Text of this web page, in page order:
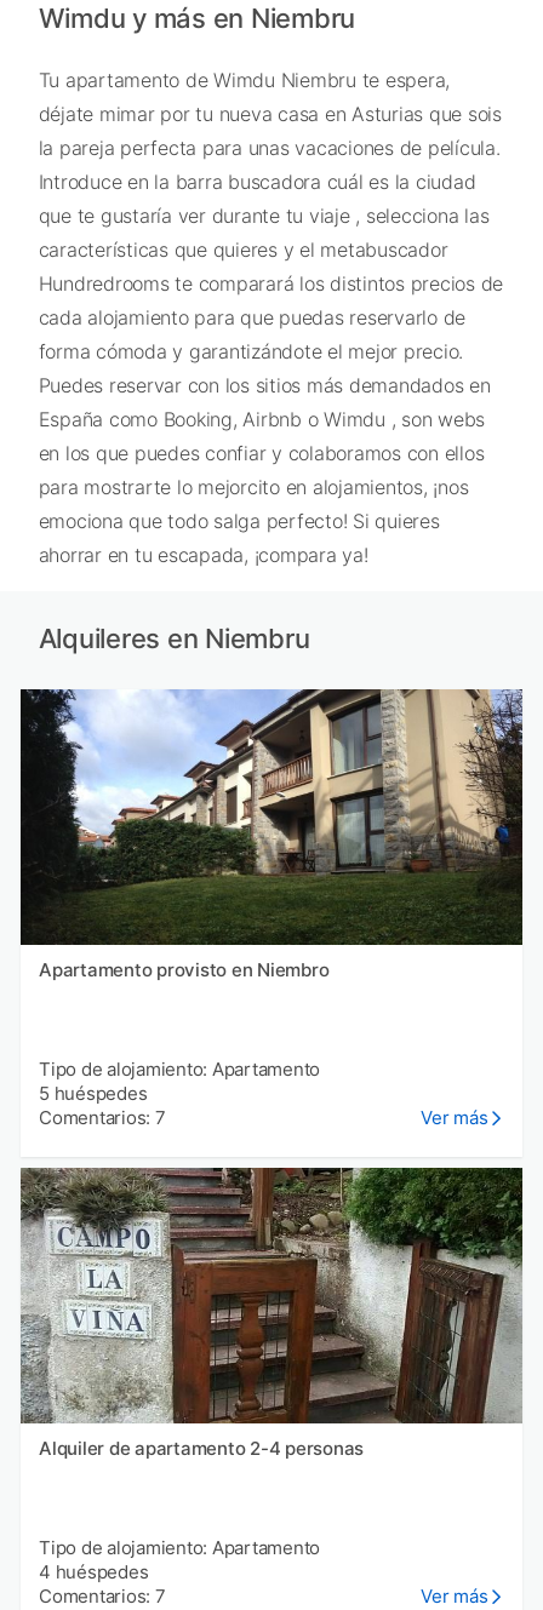
Wimdu y más en Niembru
Tu apartamento de Wimdu Niembru te espera,
déjate mimar por tu nueva casa en Asturias que sois
la pareja perfecta para unas vacaciones de película.
Introduce en la barra buscadora cuál es la ciudad
que te gustaría ver durante tu viaje , selecciona las
características que quieres y el metabuscador
Hundredrooms te comparará los distintos precios de
cada alojamiento para que puedas reservarlo de
forma cómoda y garantizándote el mejor precio.
Puedes reservar con los sitios más demandados en
España como Booking, Airbnb o Wimdu , son webs
en los que puedes confiar y colaboramos con ellos
para mostrarte lo mejorcito en alojamientos, ¡nos
emociona que todo salga perfecto! Si quieres
ahorrar en tu escapada, ¡compara ya!
Alquileres en Niembru
Apartamento provisto en Niembro
Tipo de alojamiento: Apartamento
5 huéspedes
Comentarios: 7
Ver más
Alquiler de apartamento 2-4 personas
Tipo de alojamiento: Apartamento
4 huéspedes
Comentarios: 7
Ver más